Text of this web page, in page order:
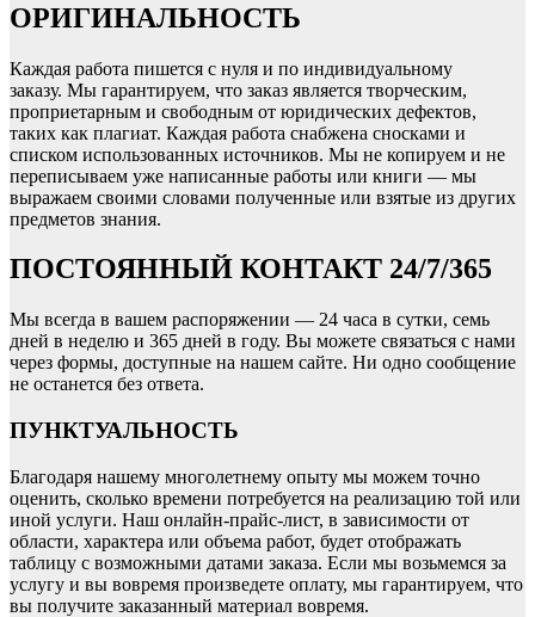
ОРИГИНАЛЬНОСТЬ
Каждая работа пишется с нуля и по индивидуальному
заказу. Мы гарантируем, что заказ является творческим,
проприетарным и свободным от юридических дефектов,
таких как плагиат. Каждая работа снабжена сносками и
списком использованных источников. Мы не копируем и не
переписываем уже написанные работы или книги — мы
выражаем своими словами полученные или взятые из других
предметов знания.
ПОСТОЯННЫЙ КОНТАКТ 24/7/365
Мы всегда в вашем распоряжении — 24 часа в сутки, семь
дней в неделю и 365 дней в году. Вы можете связаться с нами
через формы, доступные на нашем сайте. Ни одно сообщение
не останется без ответа.
ПУНКТУАЛЬНОСТЬ
Благодаря нашему многолетнему опыту мы можем точно
оценить, сколько времени потребуется на реализацию той или
иной услуги. Наш онлайн-прайс-лист, в зависимости от
области, характера или объема работ, будет отображать
таблицу с возможными датами заказа. Если мы возьмемся за
услугу и вы вовремя произведете оплату, мы гарантируем, что
вы получите заказанный материал вовремя.